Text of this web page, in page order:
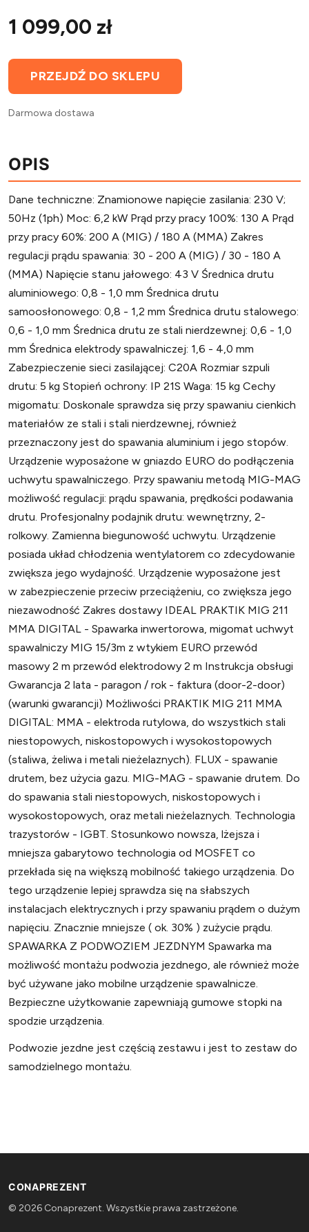
1 099,00 zł
PRZEJDŹ DO SKLEPU
Darmowa dostawa
OPIS
Dane techniczne: Znamionowe napięcie zasilania: 230 V;
50Hz (1ph) Moc: 6,2 kW Prąd przy pracy 100%: 130 A Prąd
przy pracy 60%: 200 A (MIG) / 180 A (MMA) Zakres
regulacji prądu spawania: 30 - 200 A (MIG) / 30 - 180 A
(MMA) Napięcie stanu jałowego: 43 V Średnica drutu
aluminiowego: 0,8 - 1,0 mm Średnica drutu
samoosłonowego: 0,8 - 1,2 mm Średnica drutu stalowego:
0,6 - 1,0 mm Średnica drutu ze stali nierdzewnej: 0,6 - 1,0
mm Średnica elektrody spawalniczej: 1,6 - 4,0 mm
Zabezpieczenie sieci zasilającej: C20A Rozmiar szpuli
drutu: 5 kg Stopień ochrony: IP 21S Waga: 15 kg Cechy
migomatu: Doskonale sprawdza się przy spawaniu cienkich
materiałów ze stali i stali nierdzewnej, również
przeznaczony jest do spawania aluminium i jego stopów.
Urządzenie wyposażone w gniazdo EURO do podłączenia
uchwytu spawalniczego. Przy spawaniu metodą MIG-MAG
możliwość regulacji: prądu spawania, prędkości podawania
drutu. Profesjonalny podajnik drutu: wewnętrzny, 2-
rolkowy. Zamienna biegunowość uchwytu. Urządzenie
posiada układ chłodzenia wentylatorem co zdecydowanie
zwiększa jego wydajność. Urządzenie wyposażone jest
w zabezpieczenie przeciw przeciążeniu, co zwiększa jego
niezawodność Zakres dostawy IDEAL PRAKTIK MIG 211
MMA DIGITAL - Spawarka inwertorowa, migomat uchwyt
spawalniczy MIG 15/3m z wtykiem EURO przewód
masowy 2 m przewód elektrodowy 2 m Instrukcja obsługi
Gwarancja 2 lata - paragon / rok - faktura (door-2-door)
(warunki gwarancji) Możliwości PRAKTIK MIG 211 MMA
DIGITAL: MMA - elektroda rutylowa, do wszystkich stali
niestopowych, niskostopowych i wysokostopowych
(staliwa, żeliwa i metali nieżelaznych). FLUX - spawanie
drutem, bez użycia gazu. MIG-MAG - spawanie drutem. Do
do spawania stali niestopowych, niskostopowych i
wysokostopowych, oraz metali nieżelaznych. Technologia
trazystorów - IGBT. Stosunkowo nowsza, lżejsza i
mniejsza gabarytowo technologia od MOSFET co
przekłada się na większą mobilność takiego urządzenia. Do
tego urządzenie lepiej sprawdza się na słabszych
instalacjach elektrycznych i przy spawaniu prądem o dużym
napięciu. Znacznie mniejsze ( ok. 30% ) zużycie prądu.
SPAWARKA Z PODWOZIEM JEZDNYM Spawarka ma
możliwość montażu podwozia jezdnego, ale również może
być używane jako mobilne urządzenie spawalnicze.
Bezpieczne użytkowanie zapewniają gumowe stopki na
spodzie urządzenia.
Podwozie jezdne jest częścią zestawu i jest to zestaw do
samodzielnego montażu.
CONAPREZENT
© 2026 Conaprezent. Wszystkie prawa zastrzeżone.